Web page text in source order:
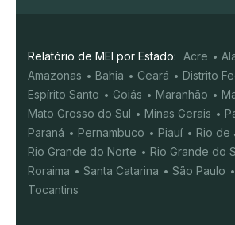
Relatório de MEI por Estado: Acre
Amazonas
Bahia Ceará
Distrito
Espírito Santo
Goiás Maranhão
Mato Grosso do Sul
Minas Gerais
Paraná
Pernambuco Piauí
Rio de
Rio Grande do Norte
Rio Grande do
Roraima
Santa Catarina São Paulo
Tocantins